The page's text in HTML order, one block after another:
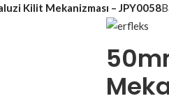
Kilit Mekanizması – JPY0058